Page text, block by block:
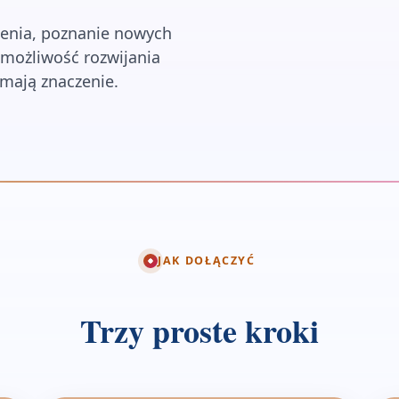
poznanie nowych
rozwijania
znaczenie.
JAK DOŁĄCZYĆ
Trzy proste kroki